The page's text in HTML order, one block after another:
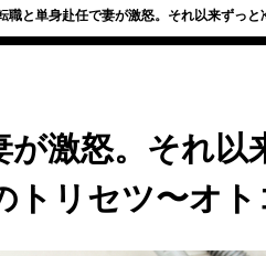
職と単身赴任で妻が激怒。それ以来ずっ
が激怒。それ以
リセツ〜オト